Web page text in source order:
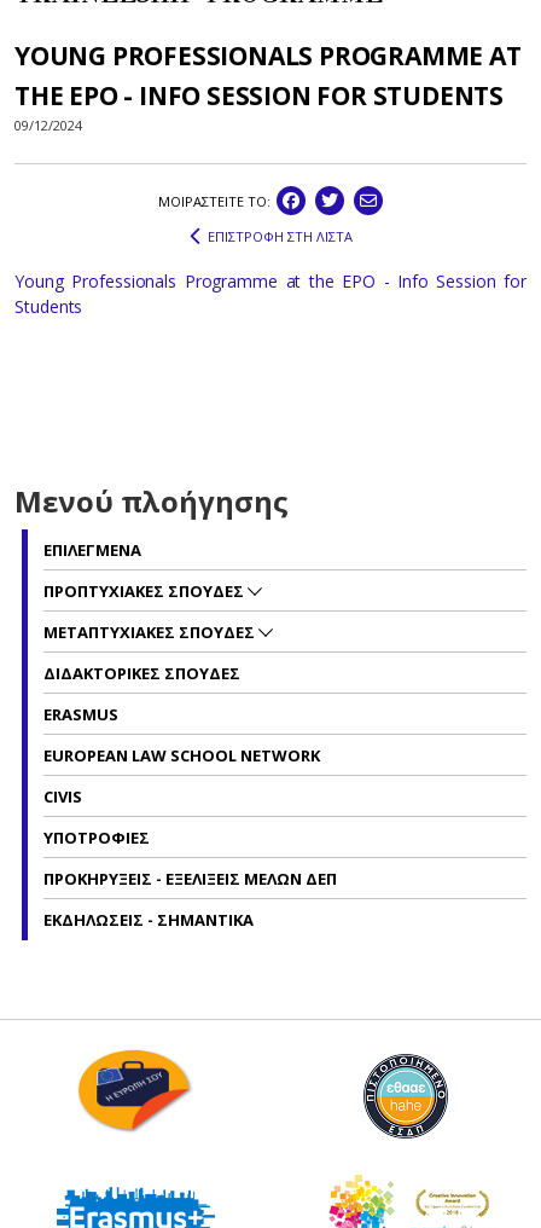
YOUNG PROFESSIONALS PROGRAMME AT
THE EPO - INFO SESSION FOR STUDENTS
09/12/2024
ΜΟΙΡΑΣΤEIΤΕ ΤΟ:
ΕΠΙΣΤΡΟΦΗ ΣΤΗ ΛΙΣΤΑ
Young Professionals Programme at the EPO - Info Session for
Students
Μενού πλοήγησης
ΕΠΙΛΕΓΜΕΝΑ
ΠΡΟΠΤΥΧΙΑΚΕΣ ΣΠΟΥΔΕΣ
ΜΕΤΑΠΤΥΧΙΑΚΕΣ ΣΠΟΥΔΕΣ
ΔΙΔΑΚΤΟΡΙΚΕΣ ΣΠΟΥΔΕΣ
ERASMUS
EUROPEAN LAW SCHOOL NETWORK
CIVIS
ΥΠΟΤΡΟΦΙΕΣ
ΠΡΟΚΗΡΥΞΕΙΣ - ΕΞΕΛΙΞΕΙΣ ΜΕΛΩΝ ΔΕΠ
ΕΚΔΗΛΩΣΕΙΣ - ΣΗΜΑΝΤΙΚΑ